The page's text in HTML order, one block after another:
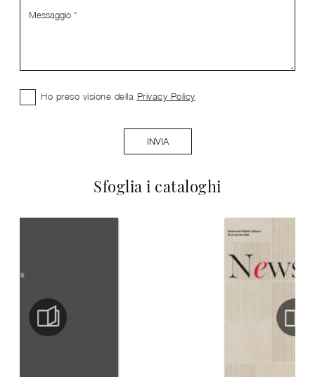
Sfoglia i cataloghi
Ho preso visione della Privacy Policy
INVIA